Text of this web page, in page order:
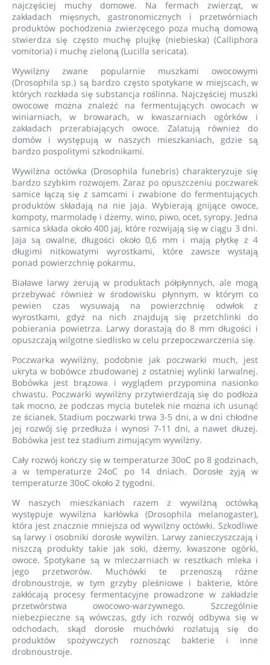
najczęściej muchy domowe. Na fermach zwierząt, w
zakładach mięsnych, gastronomicznych i przetwórniach
produktów pochodzenia zwierzęcego poza muchą domową
stwierdza się często muchę plujkę (niebieska) (Calliphora
vomitoria) i muchę zieloną (Lucilla sericata).
Wywilżny zwane popularnie muszkami owocowymi
(Drosophila sp.) są bardzo często spotykane w miejscach, w
których rozkłada się substancja roślinna. Najczęściej muszki
owocowe można znaleźć na fermentujących owocach w
winiarniach, w browarach, w kwaszarniach ogórków i
zakładach przerabiających owoce. Zalatują również do
domów i występują w naszych mieszkaniach, gdzie są
bardzo pospolitymi szkodnikami.
Wywilżna octówka (Drosophila funebris) charakteryzuje się
bardzo szybkim rozwojem. Zaraz po opuszczeniu poczwarek
samice łączą się z samcami i zwabione do fermentujących
produktów składają na nie jaja. Wybierają gnijące owoce,
kompoty, marmoladę i dżemy, wino, piwo, ocet, syropy. Jedna
samica składa około 400 jaj, które rozwijają się w ciągu 3 dni.
Jaja są owalne, długości około 0,6 mm i mają płytkę z 4
długimi nitkowatymi wyrostkami, które zawsze wystają
ponad powierzchnię pokarmu.
Białawe larwy żerują w produktach półpłynnych, ale mogą
przebywać również w środowisku płynnym, w którym co
pewien czas wysuwają na powierzchnię odwłok z
wyrostkami, gdyż na nich znajdują się przetchlinki do
pobierania powietrza. Larwy dorastają do 8 mm długości i
opuszczają wilgotne siedlisko w celu przepoczwarczenia się.
Poczwarka wywilżny, podobnie jak poczwarki much, jest
ukryta w bobówce zbudowanej z ostatniej wylinki larwalnej.
Bobówka jest brązowa i wyglądem przypomina nasionko
chwastu. Poczwarki wywilżny przytwierdzają się do podłoża
tak mocno, że podczas mycia butelek nie można ich usunąć
ze ścianek. Stadium poczwarki trwa 3-5 dni, a w dni chłodne
jej rozwój się przedłuża i wynosi 7-11 dni, a nawet dłużej.
Bobówka jest też stadium zimującym wywilżny.
Cały rozwój kończy się w temperaturze 30oC po 8 godzinach,
a w temperaturze 24oC po 14 dniach. Dorosłe żyją w
temperaturze 30oC około 2 tygodni.
W naszych mieszkaniach razem z wywilżną octówką
występuje wywilżna karłówka (Drosophila melanogaster),
która jest znacznie mniejsza od wywilżny octówki. Szkodliwe
są larwy i osobniki dorosłe wywilżn. Larwy zanieczyszczają i
niszczą produkty takie jak soki, dżemy, kwaszone ogórki,
owoce. Spotykane są w mleczarniach w resztkach mleka i
jego przetworów. Muchówki te przenoszą różne
drobnoustroje, w tym grzyby pleśniowe i bakterie, które
zakłócają procesy fermentacyjne prowadzone w zakładzie
przetwórstwa owocowo-warzywnego. Szczególnie
niebezpieczne są wówczas, gdy ich rozwój odbywa się w
odchodach, skąd dorosłe muchówki rozlatują się do
produktów spożywczych roznosząc bakterie i inne
drobnoustroje.